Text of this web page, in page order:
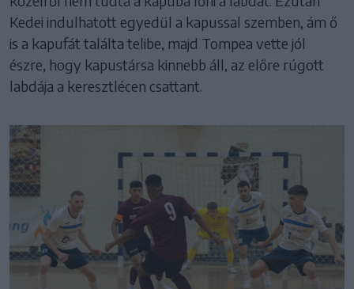
Kedei indulhatott egyedül a kapussal szemben, ám ő
is a kapufát találta telibe, majd Tompea vette jól
észre, hogy kapustársa kinnebb áll, az előre rúgott
labdája a keresztlécen csattant.